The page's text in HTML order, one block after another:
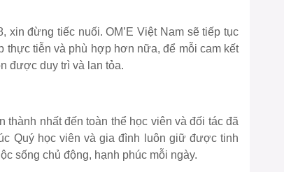
xin đừng tiếc nuối. OM’E Việt Nam sẽ tiếp tục
thực tiễn và phù hợp hơn nữa, để mỗi cam kết
được duy trì và lan tỏa.
thành nhất đến toàn thể học viên và đối tác đã
Quý học viên và gia đình luôn giữ được tinh
sống chủ động, hạnh phúc mỗi ngày.